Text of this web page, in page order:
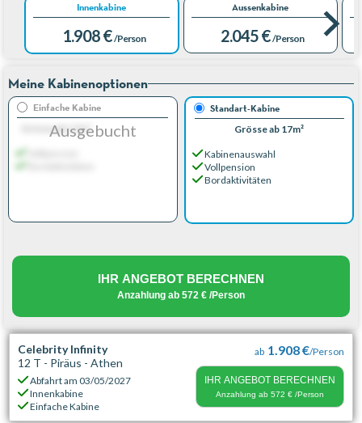
Innenkabine
1.908 € /Person
Aussenkabine
2.045 € /Person
Meine Kabinenoptionen
Einfache Kabine
Grösse ab 17m²
Ausgebucht
Standart-Kabine
Grösse ab 17m²
Kabinenauswahl
Vollpension
Bordaktivitäten
IHR ANGEBOT BERECHNEN
Anzahlung ab 572 € /Person
Celebrity Infinity
12 T - Piräus - Athen
Abfahrt am03/05/2027
Innenkabine
Einfache Kabine
ab 1.908 €/Person
IHR ANGEBOT BERECHNEN
Anzahlung ab 572 €/Person